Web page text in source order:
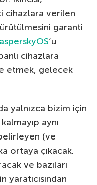
cihazlara verilen
garanti
‘u
cihazlara
etmek, gelecek
yalnızca bizim için
aynı
(ve
ortaya çıkacak.
ve bazıları